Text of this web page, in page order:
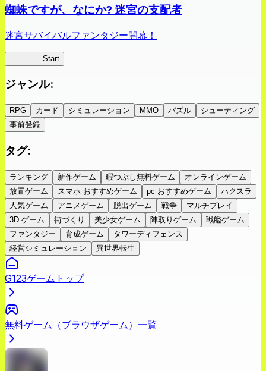
蜘蛛ですが、なにか? 迷宮の支配者
迷宮サバイバルファンタジー開幕！
Start
ジャンル:
RPG カード シミュレーション MMO パズル
シューティング
事前登録
タグ:
ランキング 新作ゲーム 暇つぶし無料ゲーム
オンラインゲーム
放置ゲーム
スマホ おすすめゲーム pc おすすめゲーム
ハクスラ
人気ゲーム
アニメゲーム 脱出ゲーム 戦争
マルチプレイ
3D ゲーム
街づくり 美少女ゲーム 陣取りゲーム
戦艦ゲーム
ファンタジー
育成ゲーム
タワーディフェンス
経営シミュレーション
異世界転生
G123ゲームトップ
無料ゲーム（ブラウザゲーム）一覧